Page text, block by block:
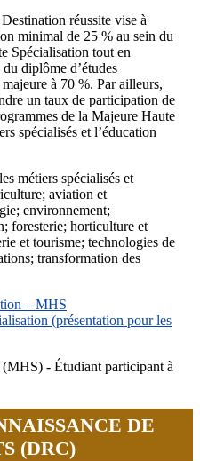
réussite vise à
minimal de 25 % au sein du
Spécialisation tout en
diplôme d’études
à 70 %. Par ailleurs,
un taux de participation de
de la Majeure Haute
spécialisés et l’éducation
métiers spécialisés et
aviation et
environnement;
foresterie; horticulture et
et tourisme; technologies de
transformation des
– MHS
(présentation pour les
DE
(DRC)